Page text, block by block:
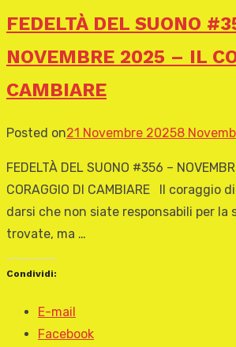
FEDELTÀ DEL SUONO
NOVEMBRE 2025 – IL
CAMBIARE
Posted on21 Novembre 20258
FEDELTÀ DEL SUONO #356 –
CORAGGIO DI CAMBIARE Il coraggio
darsi che non siate responsabili per la
trovate, ma …
Condividi:
E-mail
Facebook